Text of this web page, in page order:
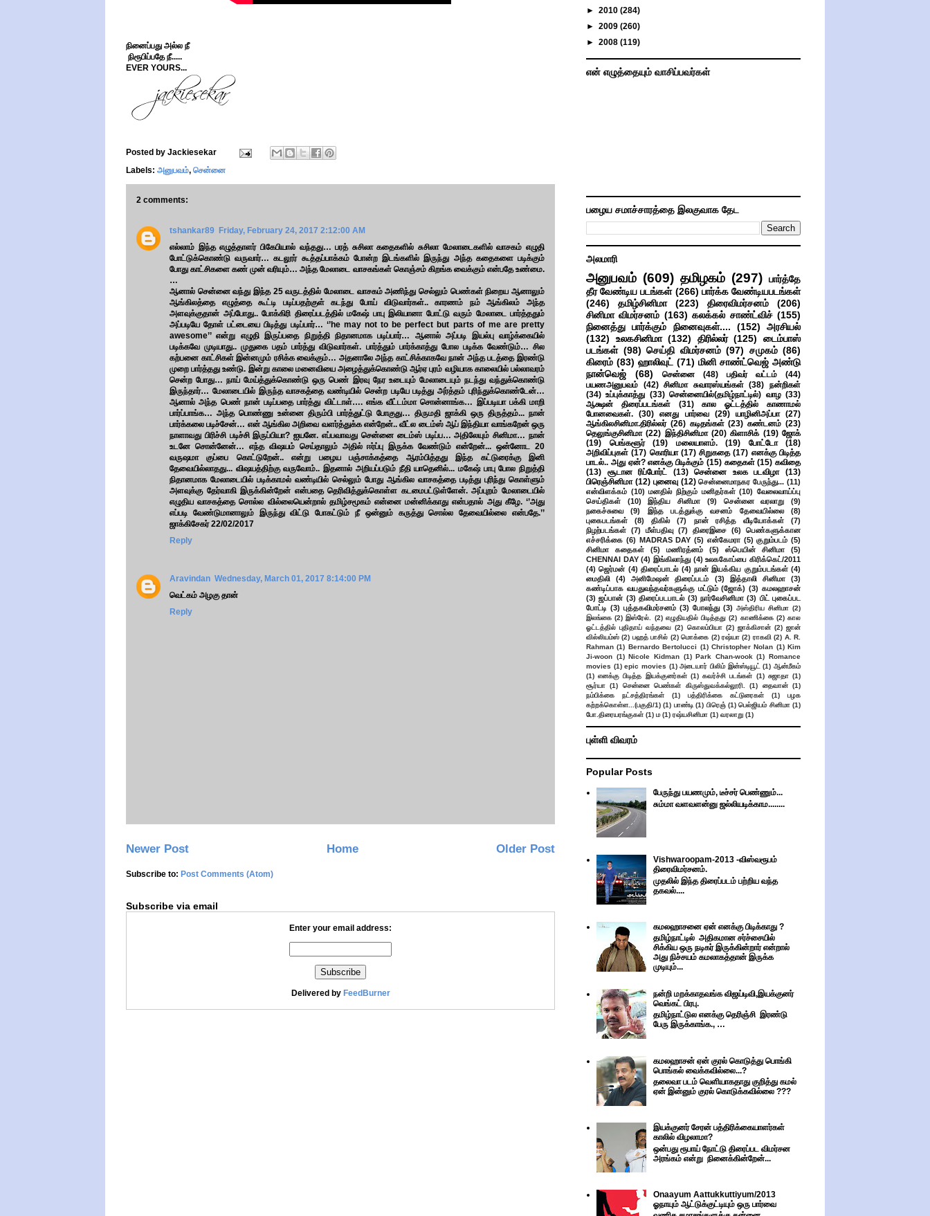
நினைப்பது அல்ல நீ
நிரூபிப்பதே நீ.....
EVER YOURS...
Posted by Jackiesekar
Labels: அனுபவம், சென்னை
2 comments:
tshankar89 Friday, February 24, 2017 2:12:00 AM
எல்லாம் இந்த எழுத்தாளர் பிகேபியால் வந்தது… பரத் சுசிலா கதைகளில் சுசிலா மேலாடைகளில் வாசகம் எழுதி
போட்டுக்கொண்டு வருவார்… கடலூர் கூத்தப்பாக்கம் போன்ற இடங்களில் இருந்து அந்த கதைகளை படிக்கும்
போது காட்சிகளை கண் முன் வரியும்… அந்த மேலாடை வாசகங்கள் கொஞ்சம் கிறங்க வைக்கும் என்பதே உண்மை.
…
ஆனால் சென்னை வந்து இந்த 25 வருடத்தில் மேலாடை வாசகம் அணிந்து செல்லும் பெண்கள் நிறைய ஆனாலும்
ஆங்கிலத்தை எழுத்தை கூட்டி படிப்பதற்குள் கடந்து போய் விடுவார்கள்.. காரணம் நம் ஆங்கிலம் அந்த
அளவுக்குதான் அப்போது.. போக்கிரி திரைப்படத்தில் மகேஷ் பாபு இலியானா போட்டு வரும் மேலாடை பார்த்ததும்
அப்படியே தோள் பட்டையை பிடித்து படிப்பார்… ‘’he may not to be perfect but parts of me are pretty
awesome’’ என்று எழுதி இருப்பதை நிறுத்தி நிதானமாக படிப்பார்… ஆனால் அப்படி இயல்பு வாழ்க்கையில்
படிக்கவே முடியாது.. முதுகை பதம் பார்த்து விடுவார்கள். பார்த்தும் பார்க்காத்து போல படிக்க வேண்டும்… சில
கற்பனை காட்சிகள் இன்னமும் ரசிக்க வைக்கும்… அதனாலே அந்த காட்சிக்காகவே நான் அந்த படத்தை இரண்டு
முறை பார்த்தது உண்டு. இன்று காலை மனைவியை அழைத்துக்கொண்டு ஆர்ஏ புரம் வழியாக காலையில் பல்லாவரம்
சென்ற போது… நாய் மேய்த்துக்கொண்டு ஒரு பெண் இரவு நேர உடையும் மேலாடையும் நடந்து வந்துக்கொண்டு
இருந்தார்… மேலாடையில் இருந்த வாசகத்தை வண்டியில் சென்ற படியே படித்து அர்த்தம் புரிந்துக்கொண்டேன்…
ஆனால் அந்த பெண் நான் படிப்பதை பார்த்து விட்டாள்…. எங்க வீட்டம்மா சொன்னாங்க… இப்படியா பக்கி மாறி
பார்ப்பாங்க… அந்த பொண்ணு உன்னை திரும்பி பார்த்துட்டு போகுது… திருமதி ஜாக்கி ஒரு திருத்தம்... நான்
பார்க்கலை படிச்சேன்… என் ஆங்கில அறிவை வளர்த்துக்க என்றேன்.. வீட்ல டைம்ஸ் ஆப் இந்தியா வாங்கறேன் ஒரு
நாளாவது பிரிச்சி படிச்சி இருப்பியா? ஐயனே. எப்பவாவது சென்னை டைம்ஸ் படிப்ப… அதிலேயும் சினிமா… நான்
உடனே சொன்னேன்… எந்த விஷயம் செய்தாலும் அதில் ஈர்ப்பு இருக்க வேண்டும் என்றேன்... ஒன்னோட 20
வருஷமா குப்பை கொட்டுறேன்.. என்று பழைய பஞ்சாக்கத்தை ஆரம்பித்தது இந்த கட்டுரைக்கு இனி
தேவையில்லாதது... விஷயத்திற்கு வருவோம்.. இதனால் அறியப்படும் நீதி யாதெனில்... மகேஷ் பாபு போல நிறுத்தி
நிதானமாக மேலாடையில் படிக்காமல் வண்டியில் செல்லும் போது ஆங்கில வாசகத்தை படித்து புரிந்து கொள்ளும்
அளவுக்கு தேர்வாகி இருக்கின்றேன் என்பதை தெரிவித்துக்கொள்ள கடமைபட்டுள்ளேன். அப்புறம் மேலாடையில்
எழுதிய வாசகத்தை சொல்ல வில்லையென்றால் தமிழ்சமூகம் என்னை மன்னிக்காது என்பதால் அது கீழே. ‘’அது
எப்படி வேண்டுமானாலும் இருந்து விட்டு போகட்டும் நீ ஒன்னும் கருத்து சொல்ல தேவையில்லை என்பதே.’’
ஜாக்கிசேகர் 22/02/2017
Reply
Aravindan Wednesday, March 01, 2017 8:14:00 PM
வெட்கம் அழகு தான்
Reply
Newer Post Older Post
Home
Subscribe to: Post Comments (Atom)
Subscribe via email
Enter your email address:
Delivered by FeedBurner
► 2010 (284)
► 2009 (260)
► 2008 (119)
என் எழுத்தையும் வாசிப்பவர்கள்
பழைய சமாச்சாரத்தை இலகுவாக தேட
அலமாரி
அனுபவம் (609) தமிழகம் (297) பார்த்தே
தீர வேண்டிய படங்கள் (266) பார்க்க வேண்டியபடங்கள்
(246)
தமிழ்சினிமா (223) திரைவிமர்சனம்
(206)
சினிமா விமர்சனம் (163) கலக்கல் சாண்ட்விச் (155)
நினைத்து பார்க்கும் நினைவுகள்....
(152)
அரசியல்
(132)
உலகசினிமா (132) திரில்லர் (125)
டைம்பாஸ்
படங்கள் (98) செய்தி விமர்சனம் (97) சமுகம் (86)
கிரைம் (83) ஹாலிவுட் (71) மினி சாண்ட்வெஜ் அண்டு
நான்வெஜ்
(68) சென்னை (48) பதிவர் வட்டம்
(44)
பயணஅனுபவம் (42) சினிமா சுவாரஸ்யங்கள் (38) நன்றிகள்
(34) உப்புக்காத்து (33) சென்னையில்(தமிழ்நாட்டில்) வாழ (33)
ஆக்ஷன் திரைப்படங்கள்
(31)
கால ஓட்டத்தில் காணாமல்
போனவைகள். (30) எனது பார்வை (29) யாழினிஅப்பா (27)
ஆங்கிலசினிமா.திரில்லர் (26) கடிதங்கள் (23) கண்டனம் (23)
தெலுங்குசினிமா (22) இந்திசினிமா (20) கிளாசிக் (19) ஜோக்
(19)
பெங்களூர் (19) மலையாளம். (19) போட்டோ
(18)
அறிவிப்புகள் (17) கொரியா (17) சிறுகதை (17) எனக்கு பிடித்த
பாடல்.. அது ஏன்? எனக்கு பிடிக்கும் (15) கதைகள் (15) கவிதை
(13)
சூடான ரிப்போர்ட் (13) சென்னை உலக படவிழா
(13)
பிரெஞ்சினிமா (12) புனைவு (12) சென்னைமாநகர பேருந்து... (11)
என்விளக்கம் (10) மனதில் நிற்கும் மனிதர்கள் (10) வேலைவாய்ப்பு
செய்திகள்
(10) இந்திய சினிமா (9) சென்னை வரலாறு
(9)
நகைச்சுவை
(9) இந்த படத்துக்கு வசனம் தேவையில்லை
(8)
புகைபடங்கள்
(8) திகில் (7) நான் ரசித்த வீடியோக்கள்
(7)
நிழற்படங்கள் (7) மீள்பதிவு (7) திரைஇசை (6)
பெண்களுக்கான
எச்சரிக்கை (6) MADRAS DAY (5) என்கேமரா (5) குறும்படம் (5)
சினிமா கதைகள்
(5) மணிரத்னம் (5) ஸ்பெயின் சினிமா
(5)
CHENNAI DAY (4) இங்கிலாந்து (4) உலககோப்பை கிரிக்கெட்/2011
(4) ஜெர்மன் (4) திரைப்பாடல் (4) நான் இயக்கிய குறும்படங்கள் (4)
மைதிலி
(4) அனிமேஷன் திரைப்படம் (3) இத்தாலி சினிமா
(3)
கண்டிப்பாக வயதுவந்தவர்களுக்கு மட்டும் (ஜோக்) (3) கமலஹாசன்
(3) ஜப்பான் (3) திரைப்படபாடல் (3) நார்வேசினிமா (3) பிட் புகைப்பட
போட்டி (3) புத்தகவிமர்சனம் (3) போலந்து (3) அஸ்திரிய சினிமா (2)
இலங்கை (2) இஸ்ரேல். (2) எழுதியதில் பிடித்தது (2) காணிக்கை (2) கால
ஓட்டத்தில் புதிதாய் வந்தவை (2) கொலம்பியா (2) ஜாக்கிசான் (2) ஜான்
வில்லியம்ஸ் (2) பஹத் பாசில் (2) மொக்கை (2) ரஷ்யா (2) ராகவி (2) A. R.
Rahman (1) Bernardo Bertolucci (1) Christopher Nolan (1) Kim
Ji-woon (1) Nicole Kidman (1) Park Chan-wook (1) Romance
movies (1) epic movies (1) அடையார் பிலிம் இன்ஸ்டியூட் (1) ஆன்மீகம்
(1) எனக்கு பிடித்த இயக்குனர்கள் (1) கவர்ச்சி படங்கள் (1) சுஜாதா (1)
சூர்யா (1) சென்னை பெண்கள் கிருஸ்துவக்கல்லூரி. (1) தைவான் (1)
நம்பிக்கை நட்சத்திரங்கள்
(1) பத்திரிக்கை கட்டுரைகள் (1)
பழக
கற்றக்கொள்ள...(பகுதி/1) (1) பாண்டி (1) பிரெஞ் (1) பெல்ஜியம் சினிமா (1)
போ.திரையரங்குகள் (1) ம (1) ரஷ்யசினிமா (1) வரலாறு (1)
புள்ளி விவரம்
Popular Posts
பேருந்து பயணமும், டீச்சர் பெண்ணும்...
சும்மா வளவளன்னு ஜல்லியடிக்காம........
Vishwaroopam-2013 -விஸ்வரூபம்
திரைவிமர்சனம்.
முதலில் இந்த திரைப்படம் பற்றிய வந்த
தகவல்....
கமலஹாசனை ஏன் எனக்கு பிடிக்காது ?
தமிழ்நாட்டில் அதிகமான சர்ச்சையில்
சிக்கிய ஒரு நடிகர் இருக்கின்றார் என்றால்
அது நிச்சயம் கமலாகத்தான் இருக்க
முடியும்...
நன்றி மறக்காதவங்க விஜய்டிவி,இயக்குனர்
வெங்கட் பிரபு.
தமிழ்நாட்டுல எனக்கு தெரிஞ்சி இரண்டு
பேரு இருக்காங்க., …
கமலஹாசன் ஏன் குரல் கொடுத்து பொங்கி
பொங்கல் வைக்கவில்லை...?
தலைவா படம் வெளியாகதாது குறித்து கமல்
ஏன் இன்னும் குரல் கொடுக்கவில்லை ???
இயக்குனர் சேரன் பத்திரிக்கையாளர்கள்
காலில் விழலாமா?
ஒன்பது ரூபாய் நோட்டு திரைப்பட விமர்சன
அரங்கம் என்று நினைக்கின்றேன்...
Onaayum Aattukkuttiyum/2013
ஓநாயும் ஆட்டுக்குட்டியும் ஒரு பார்வை